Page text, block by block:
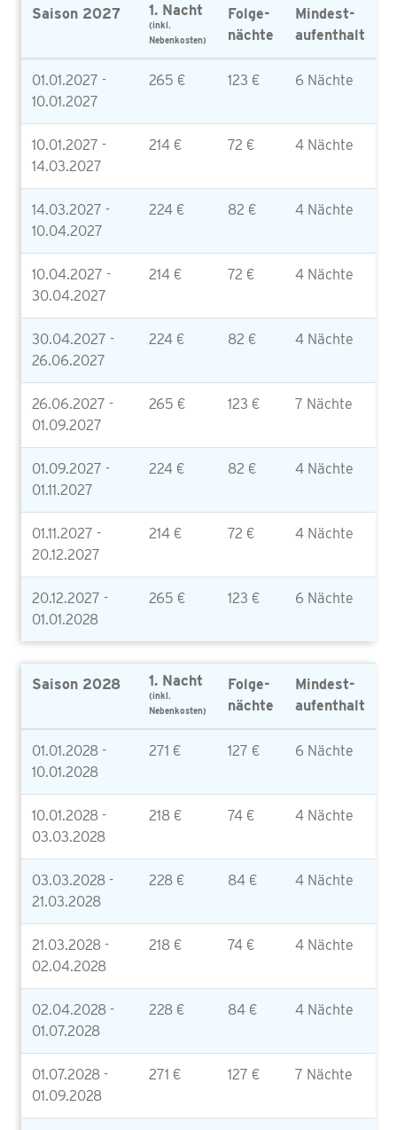
Saison 2027 1. Nacht
(inkl.
Nebenkosten)
Folge-
nächte
Mindest-
aufenthalt
01.01.2027 -
10.01.2027
265 € 123 € 6 Nächte
10.01.2027 -
14.03.2027
214 € 72 € 4 Nächte
14.03.2027 -
10.04.2027
224 € 82 € 4 Nächte
10.04.2027 -
30.04.2027
214 € 72 € 4 Nächte
30.04.2027 -
26.06.2027
224 € 82 € 4 Nächte
26.06.2027 -
01.09.2027
265 € 123 € 7 Nächte
01.09.2027 -
01.11.2027
224 € 82 € 4 Nächte
01.11.2027 -
20.12.2027
214 € 72 € 4 Nächte
20.12.2027 -
01.01.2028
265 € 123 € 6 Nächte
Saison 2028 1. Nacht
(inkl.
Nebenkosten)
Folge-
nächte
Mindest-
aufenthalt
01.01.2028 -
10.01.2028
271 € 127 € 6 Nächte
10.01.2028 -
03.03.2028
218 € 74 € 4 Nächte
03.03.2028 -
21.03.2028
228 € 84 € 4 Nächte
21.03.2028 -
02.04.2028
218 € 74 € 4 Nächte
02.04.2028 -
01.07.2028
228 € 84 € 4 Nächte
01.07.2028 -
01.09.2028
271 € 127 € 7 Nächte